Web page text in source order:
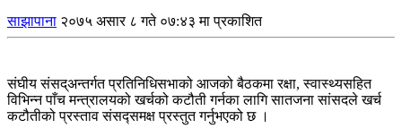
साझापाना २०७५ असार ८ गते ०७:४३ मा प्रकाशित
संघीय संसद्अन्तर्गत प्रतिनिधिसभाको आजको बैठकमा रक्षा, स्वास्थ्यसहित
विभिन्न पाँच मन्त्रालयको खर्चको कटौती गर्नका लागि सातजना सांसदले खर्च
कटौतीको प्रस्ताव संसद्समक्ष प्रस्तुत गर्नुभएको छ ।